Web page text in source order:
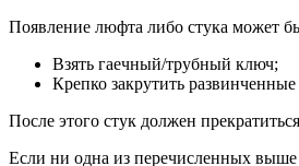
Появление люфта либо стука может
Взять гаечный/трубный ключ;
Крепко закрутить
После этого стук должен
Если ни одна из перечисленных выше